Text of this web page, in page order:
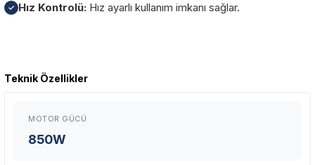
✓ Hız Kontrolü: Hız ayarlı kullanım imkanı sağlar.
Tüm ürünlerimiz üretici firma garantisi altındadır. Size en yakın
Teknik Özellikler
MOTOR GÜCÜ
850W